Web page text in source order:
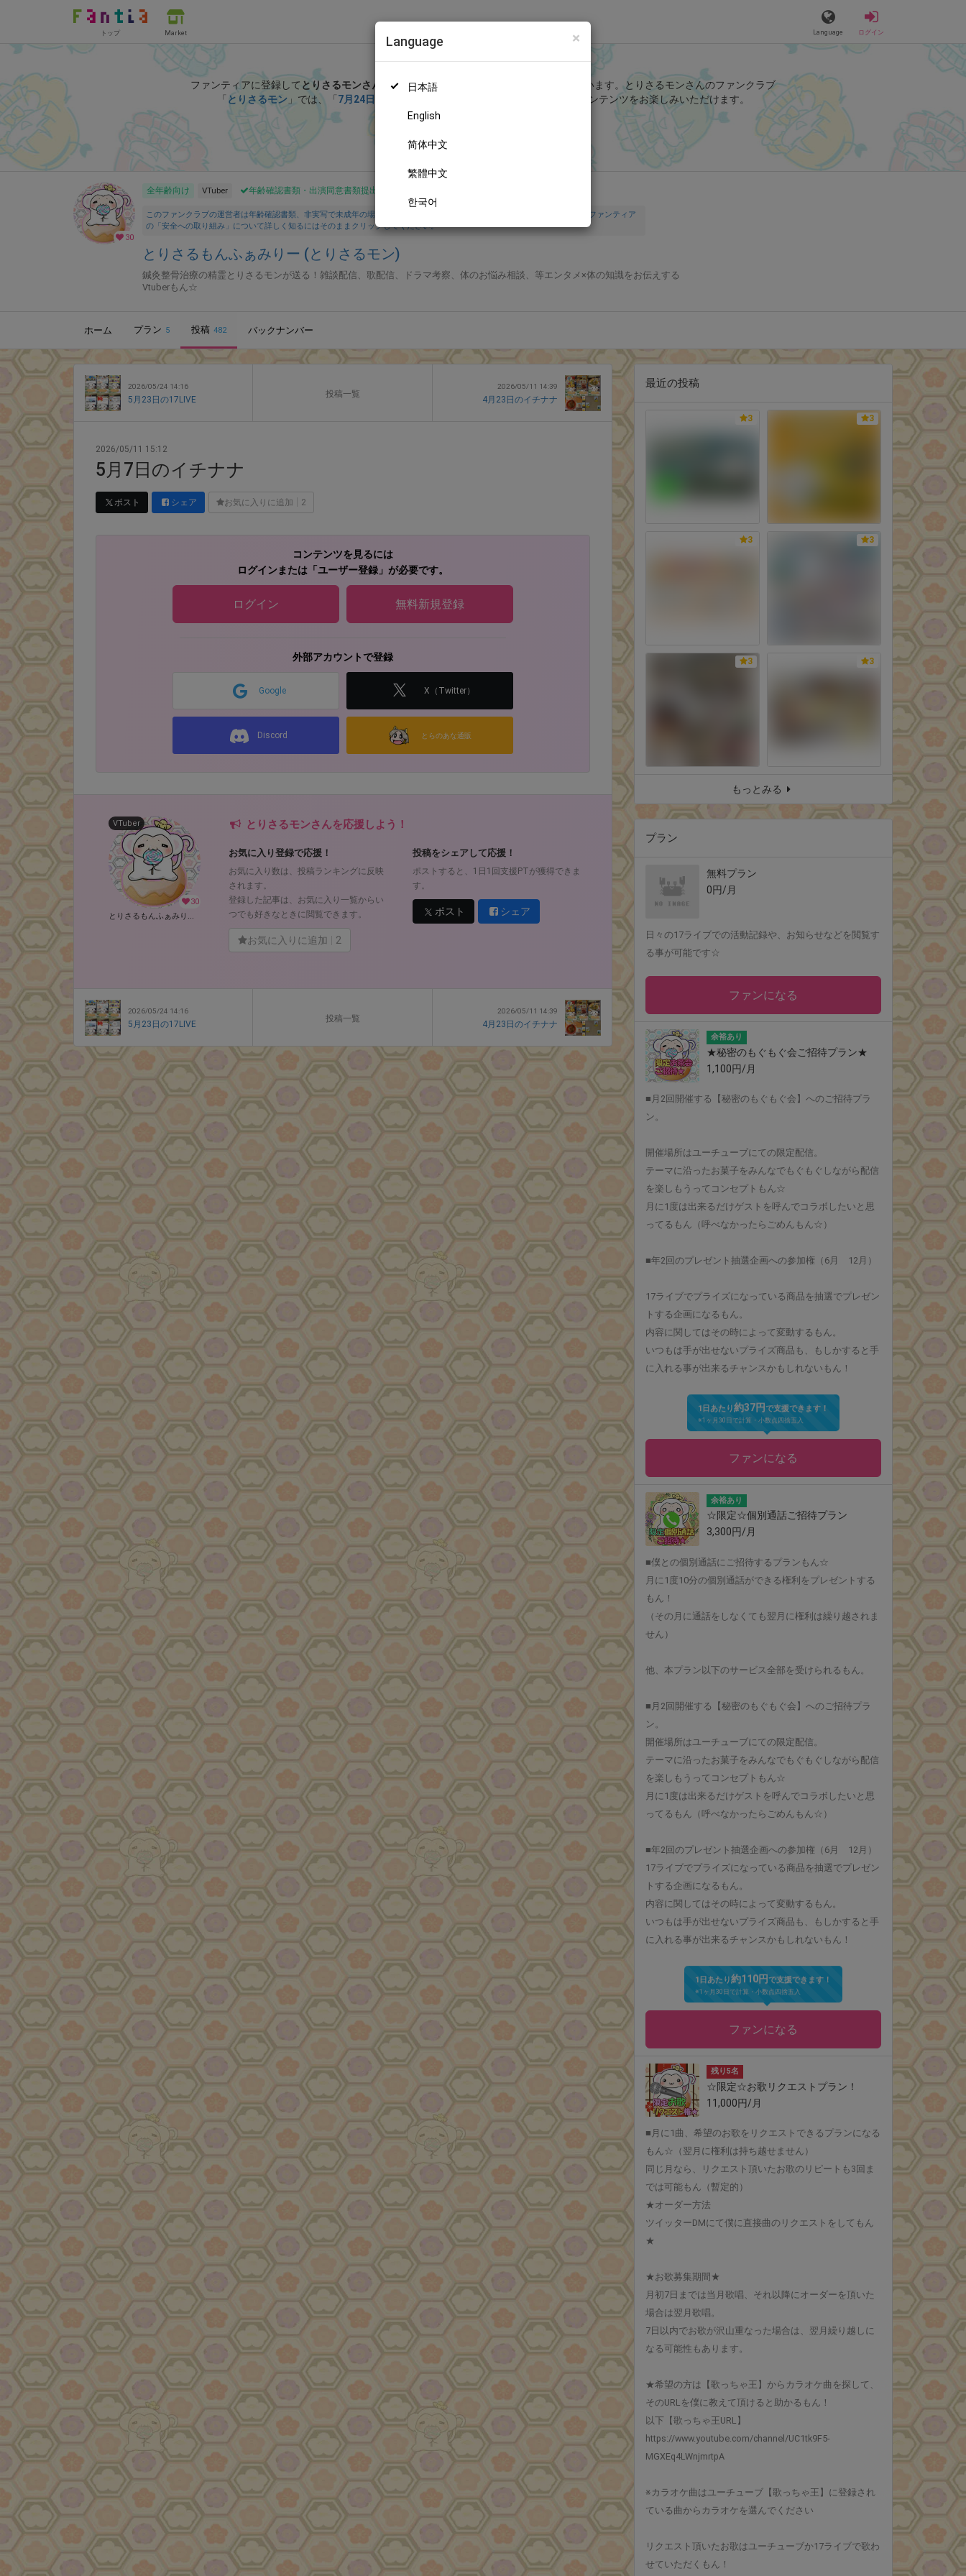
トップ Market Language ログイン
×
Language
日本語
English
简体中文
繁體中文
한국어
とりさるもんふぁみりー (とりさるモン)
ファンティアに登録して とりさるモンさん を応援しよう！ が応援しています。とりさるモンさんのファンクラブ
「 とりさるモン 」では、「 7月24日･第101回秘密のもぐもぐ会☆ 」などの特別なコンテンツをお楽しみいただけます。
30
全年齢向け VTuber 年齢確認書類・出演同意書類提出済
このファンクラブの運営者は年齢確認書類、非実写で未成年の場合は親権者または保護者の同意書を提出しています。また、ファンティア
の「安全への取り組み」について詳しく知るにはそのままクリックしてください。
とりさるもんふぁみりー (とりさるモン)
鍼灸整骨治療の精霊とりさるモンが送る！雑談配信、歌配信、ドラマ考察、体のお悩み相談、等エンタメ×体の知識をお伝えする
Vtuberもん☆
ホーム プラン 5 投稿 482 バックナンバー
2026/05/24 14:16
5月23日の17LIVE
投稿一覧
2026/05/11 14:39
4月23日のイチナナ
2026/05/11 15:12
5月7日のイチナナ
ポスト シェア お気に入りに追加 2
コンテンツを見るには
ログインまたは「ユーザー登録」が必要です。
ログイン 無料新規登録
外部アカウントで登録
Google X（Twitter）
Discord とらのあな通販
30
VTuber
とりさるもんふぁみりー (とりさるモン)
とりさるモンさんを応援しよう！
お気に入り登録で応援！
お気に入り数は、投稿ランキングに反映
されます。
登録した記事は、お気に入り一覧からい
つでも好きなときに閲覧できます。
お気に入りに追加 2
投稿をシェアして応援！
ポストすると、1日1回支援PTが獲得できま
す。
ポスト シェア
2026/05/24 14:16
5月23日の17LIVE
投稿一覧
2026/05/11 14:39
4月23日のイチナナ
最近の投稿
3 3
3 3
3 3
もっとみる
プラン
無料プラン
0円/月
日々の17ライブでの活動記録や、お知らせなどを閲覧す
る事が可能です☆
ファンになる
余裕あり
★秘密のもぐもぐ会ご招待プラン★
1,100円/月
■月2回開催する【秘密のもぐもぐ会】へのご招待プラ
ン。
開催場所はユーチューブにての限定配信。
テーマに沿ったお菓子をみんなでもぐもぐしながら配信
を楽しもうってコンセプトもん☆
月に1度は出来るだけゲストを呼んでコラボしたいと思
ってるもん（呼べなかったらごめんもん☆）
■年2回のプレゼント抽選企画への参加権（6月 12月）
17ライブでプライズになっている商品を抽選でプレゼン
トする企画になるもん。
内容に関してはその時によって変動するもん。
いつもは手が出せないプライズ商品も、もしかすると手
に入れる事が出来るチャンスかもしれないもん！
1日あたり約37円で支援できます！
※1ヶ月30日で計算・小数点四捨五入
ファンになる
余裕あり
☆限定☆個別通話ご招待プラン
3,300円/月
■僕との個別通話にご招待するプランもん☆
月に1度10分の個別通話ができる権利をプレゼントする
もん！
（その月に通話をしなくても翌月に権利は繰り越されま
せん）
他、本プラン以下のサービス全部を受けられるもん。
■月2回開催する【秘密のもぐもぐ会】へのご招待プラ
ン。
開催場所はユーチューブにての限定配信。
テーマに沿ったお菓子をみんなでもぐもぐしながら配信
を楽しもうってコンセプトもん☆
月に1度は出来るだけゲストを呼んでコラボしたいと思
ってるもん（呼べなかったらごめんもん☆）
■年2回のプレゼント抽選企画への参加権（6月 12月）
17ライブでプライズになっている商品を抽選でプレゼン
トする企画になるもん。
内容に関してはその時によって変動するもん。
いつもは手が出せないプライズ商品も、もしかすると手
に入れる事が出来るチャンスかもしれないもん！
1日あたり約110円で支援できます！
※1ヶ月30日で計算・小数点四捨五入
ファンになる
残り5名
☆限定☆お歌リクエストプラン！
11,000円/月
■月に1曲、希望のお歌をリクエストできるプランになる
もん☆（翌月に権利は持ち越せません）
同じ月なら、リクエスト頂いたお歌のリピートも3回ま
では可能もん（暫定的）
★オーダー方法
ツイッターDMにて僕に直接曲のリクエストをしてもん
★
★お歌募集期間★
月初7日までは当月歌唱、それ以降にオーダーを頂いた
場合は翌月歌唱。
7日以内でお歌が沢山重なった場合は、翌月繰り越しに
なる可能性もあります。
★希望の方は【歌っちゃ王】からカラオケ曲を探して、
そのURLを僕に教えて頂けると助かるもん！
以下【歌っちゃ王URL】
https://www.youtube.com/channel/UC1tk9F5-
MGXEq4LWnjmrtpA
※カラオケ曲はユーチューブ【歌っちゃ王】に登録され
ている曲からカラオケを選んでください
リクエスト頂いたお歌はユーチューブか17ライブで歌わ
せていただくもん！